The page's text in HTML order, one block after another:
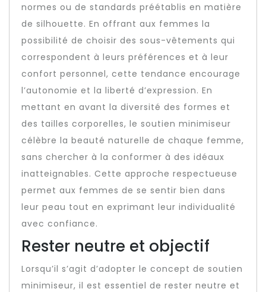
normes ou de standards préétablis en matière
de silhouette. En offrant aux femmes la
possibilité de choisir des sous-vêtements qui
correspondent à leurs préférences et à leur
confort personnel, cette tendance encourage
l’autonomie et la liberté d’expression. En
mettant en avant la diversité des formes et
des tailles corporelles, le soutien minimiseur
célèbre la beauté naturelle de chaque femme,
sans chercher à la conformer à des idéaux
inatteignables. Cette approche respectueuse
permet aux femmes de se sentir bien dans
leur peau tout en exprimant leur individualité
avec confiance.
Rester neutre et objectif
Lorsqu’il s’agit d’adopter le concept de soutien
minimiseur, il est essentiel de rester neutre et